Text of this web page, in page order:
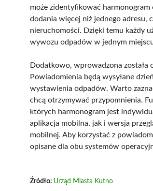
może zidentyfikować
dodania więcej niż jednego adresu,
nieruchomości. Dzięki temu każdy
wywozu odpadów w jednym
Dodatkowo, wprowadzona została
Powiadomienia będą wysyłane
wystawienia odpadów. Warto
chcą otrzymywać przypomnienia.
których harmonogram jest
aplikacja mobilna, jak i wersja
mobilnej. Aby korzystać z
opisane dla obu systemów
Źródło: Urząd Miasta Kutno